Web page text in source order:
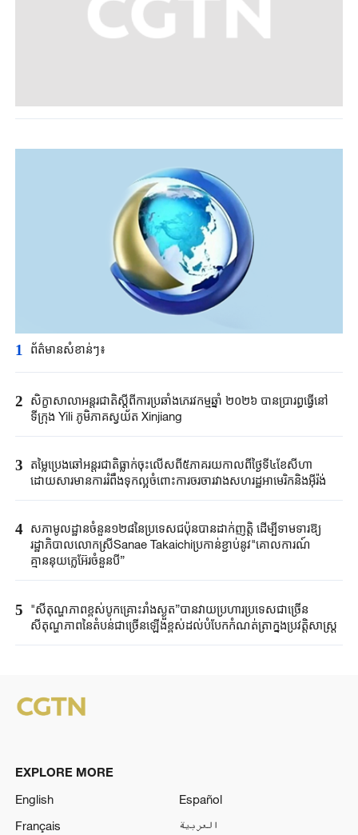
1 ព័ត៌មានសំខាន់ៗ៖
2
សិក្ខាសាលា​អន្តរជាតិ​ស្តីពី​ការប្រឆាំង​ភេរវកម្ម​ឆ្នាំ ២០២៦ ​បានប្រារព្ធធ្វើ​នៅ
ទីក្រុង ​Yili ​ភូមិភាគ​ស្វយ័ត ​Xinjiang ​
3
តម្លៃប្រេងឆៅ​អន្តរជាតិ​ធ្លាក់ចុះលើសពី​៥ភាគរយ​កាលពី​ថ្ងៃទី៤ខែ​សីហា​
ដោយសារ​មានការរំពឹងទុក​ល្អ​ចំពោះ​ការចរចា​រវាង​សហរដ្ឋអាមេរិក​និងអ៊ីរ៉ង់​
4 សភាមូលដ្ឋានចំនួន១២៨នៃប្រទេសជប៉ុនបានដាក់ញត្តិ ដើម្បីទាមទារឱ្យ
រដ្ឋាភិបាលលោកស្រីSanae Takaichiប្រកាន់ខ្ជាប់នូវ"គោលការណ៍
គ្មាននុយក្លេអ៊ែរចំនួនបី”
5
"សីតុណ្ហភាពខ្ពស់បូកគ្រោះរាំងស្ងួត”បានវាយប្រហារប្រទេសជាច្រើន
សីតុណ្ហភាពនៃតំបន់ជាច្រើនឡើងខ្ពស់ដល់បំបែកកំណត់ត្រាក្នុងប្រវត្តិសាស្ត្រ
EXPLORE MORE
English
Español
Français
العربية